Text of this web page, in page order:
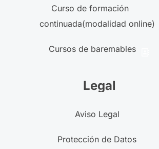
Curso de formación
continuada(modalidad online)
Cursos de baremables
Legal
Aviso Legal
Protección de Datos